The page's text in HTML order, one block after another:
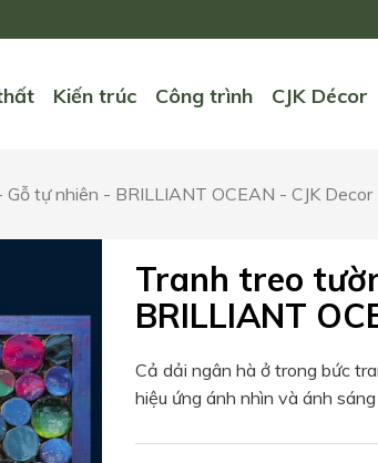
Kiến trúc Công trình CJK Décor
tự nhiên - BRILLIANT OCEAN - CJK Decor
Tranh treo
BRILLIANT
Cả dải ngân hà ở trong bức
hiệu ứng ánh nhìn và ánh